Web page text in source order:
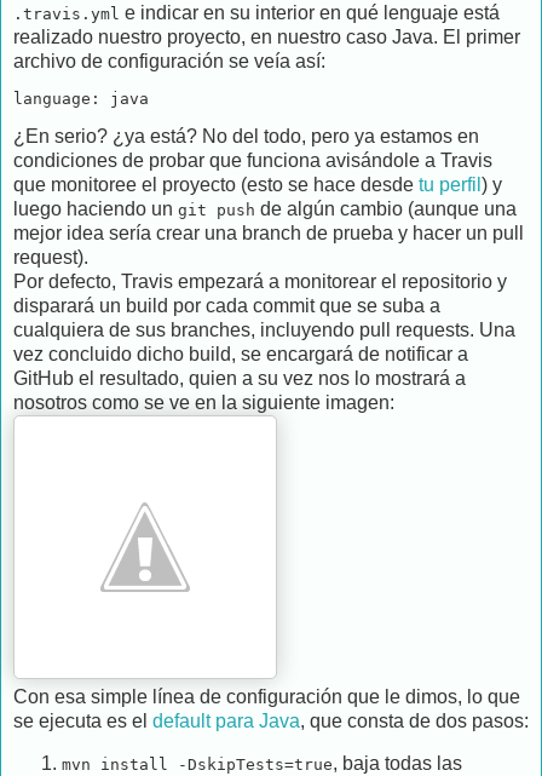
.travis.yml e indicar en su interior en qué lenguaje está
realizado nuestro proyecto, en nuestro caso Java. El primer
archivo de configuración se veía así:
¿En serio? ¿ya está? No del todo, pero ya estamos en
condiciones de probar que funciona avisándole a Travis
que monitoree el proyecto (esto se hace desde tu perfil ) y
luego haciendo un git push de algún cambio (aunque una
mejor idea sería crear una branch de prueba y hacer un pull
request).
Por defecto, Travis empezará a monitorear el repositorio y
disparará un build por cada commit que se suba a
cualquiera de sus branches, incluyendo pull requests. Una
vez concluido dicho build, se encargará de notificar a
GitHub el resultado, quien a su vez nos lo mostrará a
nosotros como se ve en la siguiente imagen:
Con esa simple línea de configuración que le dimos, lo que
se ejecuta es el default para Java, que consta de dos pasos:
mvn install -DskipTests=true, baja todas las